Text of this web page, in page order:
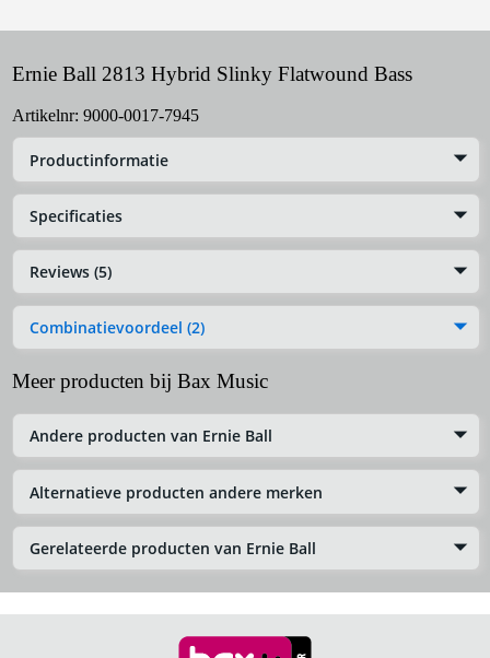
Ernie Ball 2813 Hybrid Slinky Flatwound Bass
Artikelnr: 9000-0017-7945
Productinformatie
Specificaties
Reviews (5)
Combinatievoordeel (2)
Meer producten bij Bax Music
Andere producten van Ernie Ball
Alternatieve producten andere merken
Gerelateerde producten van Ernie Ball